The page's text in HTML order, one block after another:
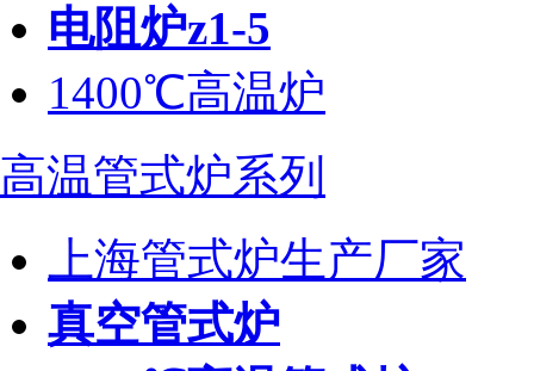
电阻炉z1-5
1400℃高温炉
高温管式炉系列
上海管式炉生产厂家
真空管式炉